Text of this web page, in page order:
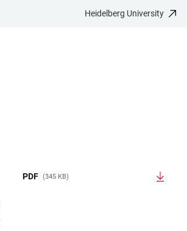
Heidelberg University
PDF (345 KB)